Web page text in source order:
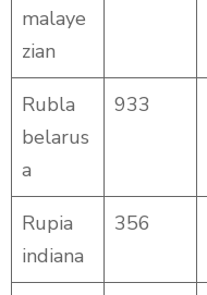
malaye
zian
Rubla
belarus
a
933
Rupia
indiana
356